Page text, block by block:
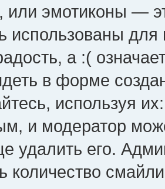
эмотиконы —
использованы
а :(
в форме
используя
и модератор
удалить его.
количество